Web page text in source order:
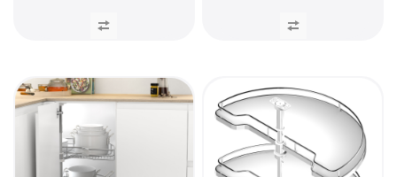
400
mm
(9)